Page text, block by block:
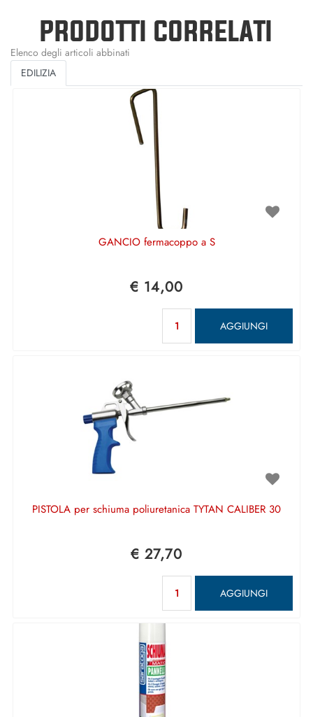
PRODOTTI CORRELATI
Elenco degli articoli abbinati
EDILIZIA
GANCIO fermacoppo a S
€ 14,00
AGGIUNGI
PISTOLA per schiuma poliuretanica TYTAN CALIBER 30
€ 27,70
AGGIUNGI